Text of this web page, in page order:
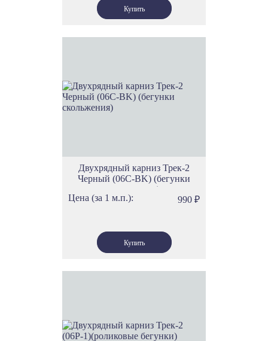
Двухрядный карниз Трек-2
Черный (06С-BK) (бегунки
скольжения)
Цена (за 1 м.п.):
990 ₽